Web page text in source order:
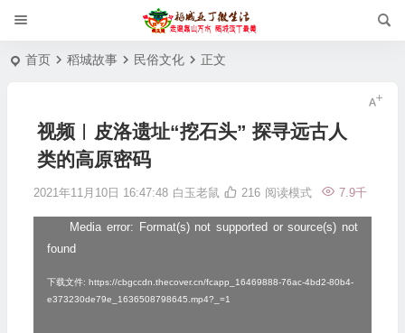
首页 稻城故事 民俗文化 正文
视频︱皮洛遗址“挖石头” 探寻远古人
类的高原密码
2021年11月10日 16:47:48 白玉老鼠 7.9千
216 阅读模式
Media error: Format(s) not supported or source(s) not
found
下载文件: https://cbgccdn.thecover.cn/fcapp_16469888-76ac-4bd2-80b4-
e373230de79e_1636508798645.mp4?_=1